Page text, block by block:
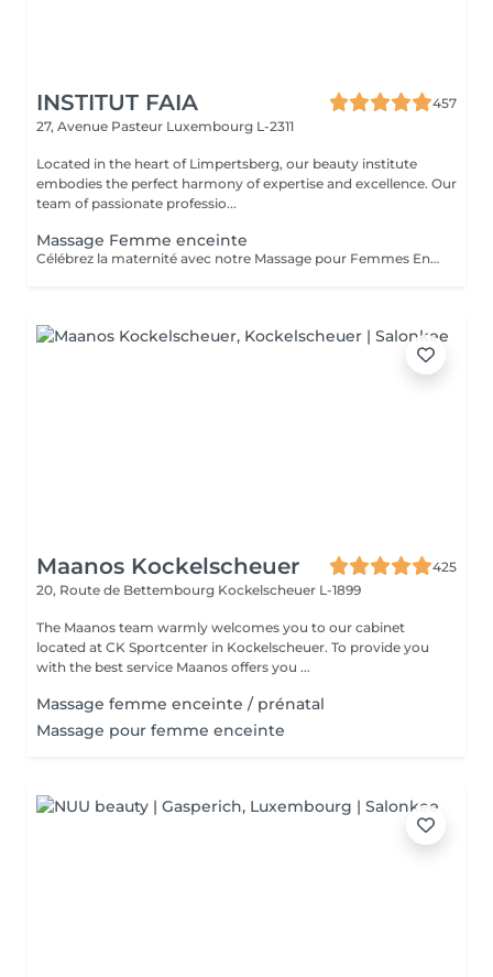
INSTITUT FAIA
457
27, Avenue Pasteur Luxembourg L-2311
Located in the heart of Limpertsberg, our beauty institute
embodies the perfect harmony of expertise and excellence. Our
team of passionate professio...
Massage Femme enceinte
Célébrez la maternité avec notre Massage pour Femmes Enceintes. Conçu spécialement pour les futures mamans, ce massage offre une parenthèse de bien-être et de soulagement. Nos thérapeutes expérimentés utilisent des techniques douces pour apaiser les maux de dos, les tensions et les jambes fatiguées qui accompagnent souvent la grossesse. Vous serez choyée dans un environnement paisible, garantissant un moment de détente pour vous et votre bébé. Offrez-vous ce moment précieux de détente pour vous sentir choyée, détendue et prête à embrasser chaque instant de votre grossesse en toute sérénité
Maanos Kockelscheuer
425
20, Route de Bettembourg Kockelscheuer L-1899
The Maanos team warmly welcomes you to our cabinet
located at CK Sportcenter in Kockelscheuer. To provide you
with the best service Maanos offers you ...
Massage femme enceinte / prénatal
Massage pour femme enceinte